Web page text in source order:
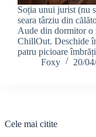
Soția unui jurist (nu
seara târziu din
Aude din dormitor o
ChillOut. Deschide
patru picioare
Foxy
20/
Cele mai citite